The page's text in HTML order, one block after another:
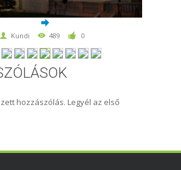
Kundi 489 0
hozzászólás. Legyél az első